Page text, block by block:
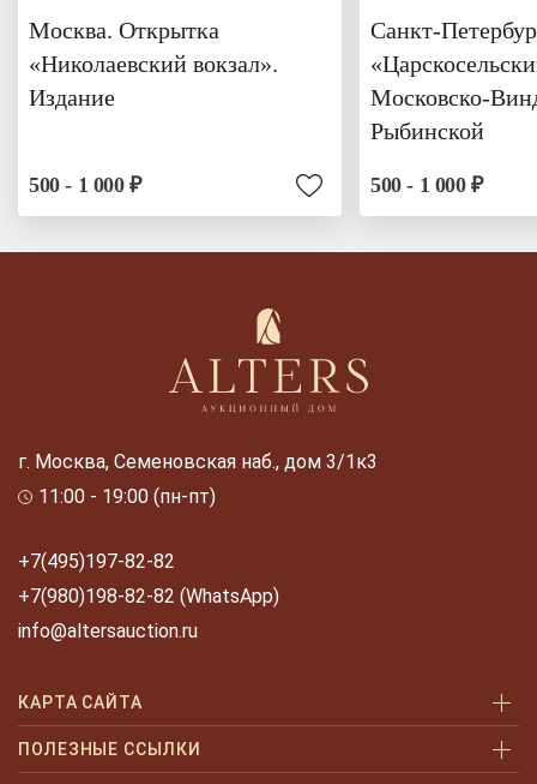
Москва. Открытка
«Николаевский вокзал».
Издание
500 - 1 000 ₽
Санкт-
Московско-
Рыбинской
500 - 1 000 ₽
г. Москва, Семеновская наб., дом 3/1к3
11:00 - 19:00 (пн-пт)
+7(495)197-82-82
+7(980)198-82-82 (WhatsApp)
info@altersauction.ru
КАРТА САЙТА
Аукционы
ПОЛЕЗНЫЕ ССЫЛКИ